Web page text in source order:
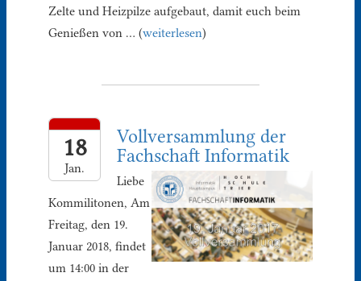
Zelte und Heizpilze aufgebaut, damit euch beim
Genießen von … (weiterlesen)
18
Jan.
Vollversammlung der
Fachschaft Informatik
Liebe
Kommilitonen, Am
Freitag, den 19.
Januar 2018, findet
um 14:00 in der